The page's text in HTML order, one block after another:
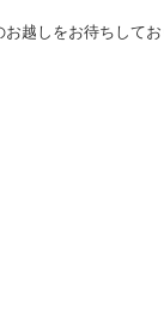
越しをお待ちしてお